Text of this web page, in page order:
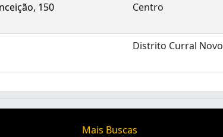
150
Centro
Distrito Curral Novo
Mais Buscas